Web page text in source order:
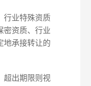
行业特殊资质
密资质、行业
地承接转让的
超出期限则视